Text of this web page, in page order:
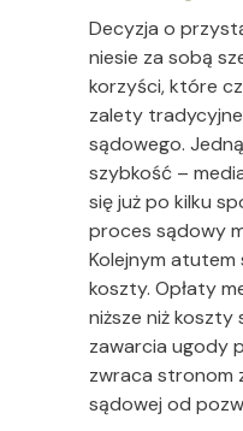
Decyzja o
niesie za sobą
korzyści, które
zalety
sądowego.
szybkość –
się już po kilku
proces sądowy
Kolejnym atutem
koszty. Opłaty
niższe niż
zawarcia ugody
zwraca stronom
sądowej od